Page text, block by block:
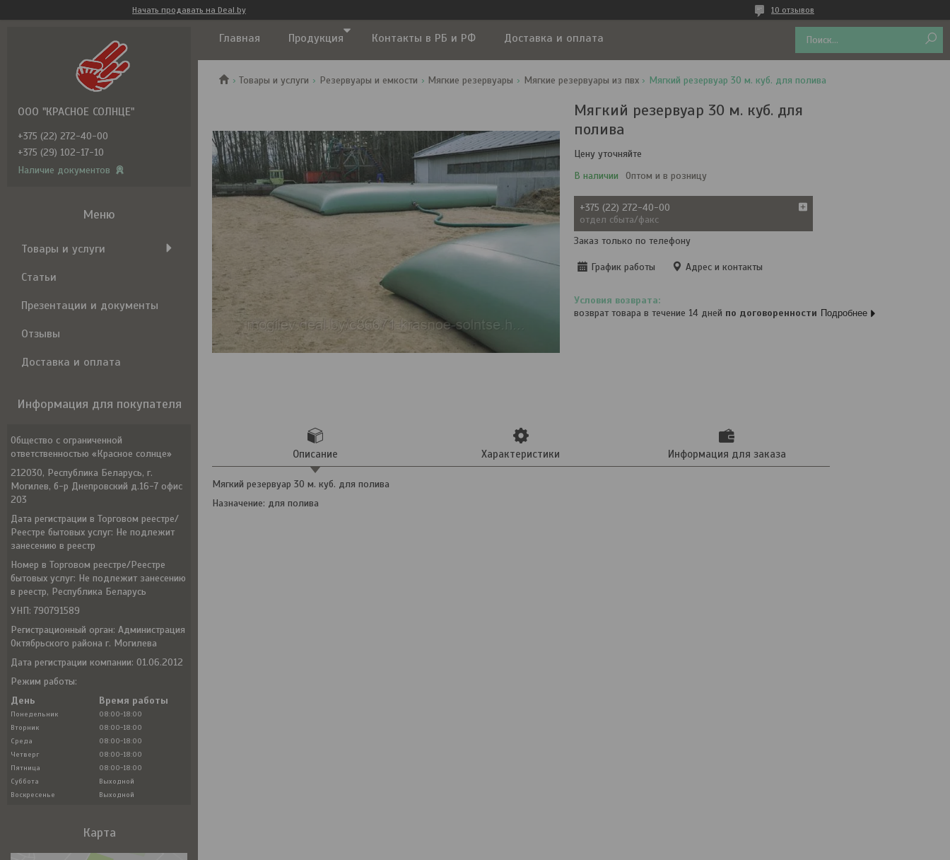
Начать продавать на Deal.by 10 отзывов
Главная Продукция Контакты в РБ и РФ Доставка и оплата
Товары и услуги Резервуары и емкости Мягкие резервуары Мягкие резервуары из пвх Мягкий резервуар 30 м. куб. для полива
Мягкий резервуар 30 м. куб. для
полива
Цену уточняйте
В наличии
Оптом и в розницу
+375 (22) 272-40-00
отдел сбыта/факс
Заказ только по телефону
График работы Адрес и контакты
возврат товара в течение 14 дней по договоренности Подробнее
Описание Характеристики Информация для заказа
Мягкий резервуар 30 м. куб. для полива
Назначение: для полива
ООО "КРАСНОЕ СОЛНЦЕ"
+375 (22) 272-40-00
+375 (29) 102-17-10
Наличие документов
Товары и услуги
Статьи
Презентации и документы
Отзывы
Доставка и оплата
Информация для покупателя
Общество с ограниченной
ответственностью «Красное солнце»
212030, Республика Беларусь, г.
Могилев, б-р Днепровский д.16-7 офис
203
Дата регистрации в Торговом реестре/
Реестре бытовых услуг: Не подлежит
занесению в реестр
Номер в Торговом реестре/Реестре
бытовых услуг: Не подлежит занесению
в реестр, Республика Беларусь
УНП: 790791589
Регистрационный орган: Администрация
Октябрьского района г. Могилева
Дата регистрации компании: 01.06.2012
Режим работы:
День
Время работы
Понедельник
08:00-18:00
Вторник
08:00-18:00
Среда
08:00-18:00
Четверг
08:00-18:00
Пятница
08:00-18:00
Суббота
Выходной
Воскресенье
Выходной
Карта